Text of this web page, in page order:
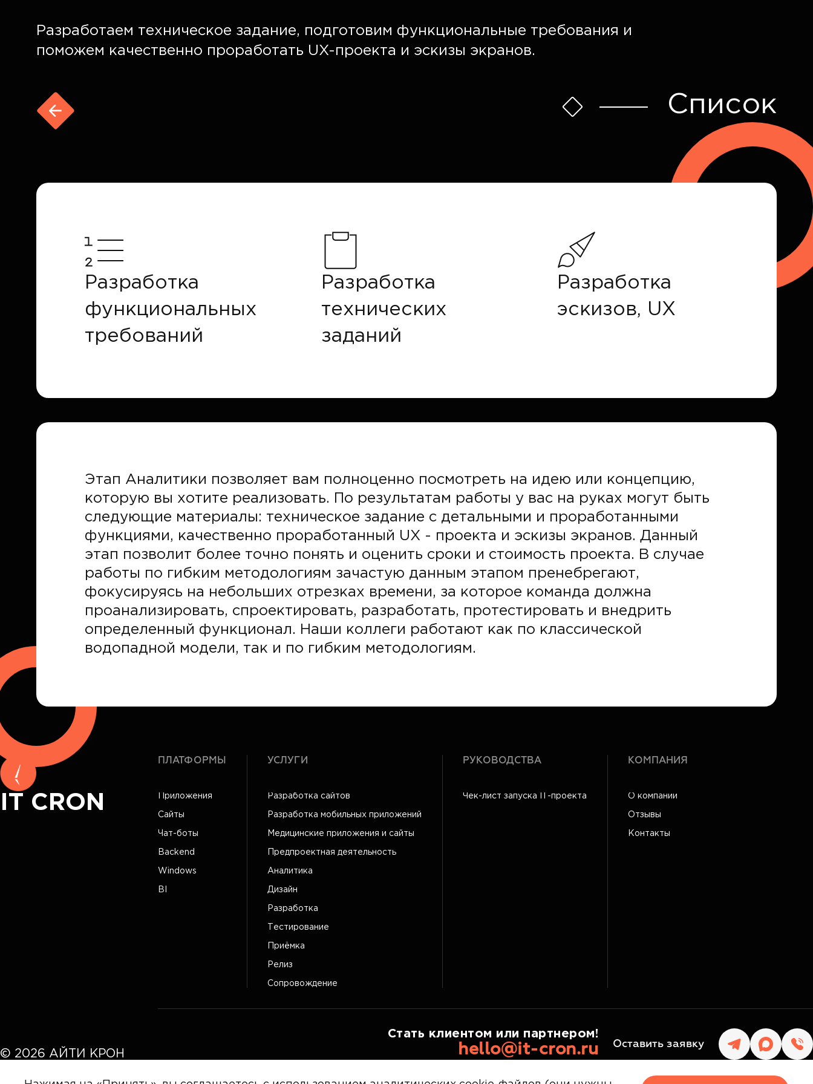
Разработаем техническое задание, подготовим функциональные требования и
поможем качественно проработать UX-проекта и эскизы экранов.
Список
Разработка
функциональных
требований
Разработка
технических
заданий
Разработка
эскизов, UX
Этап Аналитики позволяет вам полноценно посмотреть на идею или концепцию,
которую вы хотите реализовать. По результатам работы у вас на руках могут быть
следующие материалы: техническое задание с детальными и проработанными
функциями, качественно проработанный UX - проекта и эскизы экранов. Данный
этап позволит более точно понять и оценить сроки и стоимость проекта. В случае
работы по гибким методологиям зачастую данным этапом пренебрегают,
фокусируясь на небольших отрезках времени, за которое команда должна
проанализировать, спроектировать, разработать, протестировать и внедрить
определенный функционал. Наши коллеги работают как по классической
водопадной модели, так и по гибким методологиям.
IT CRON
© 2026 АЙТИ КРОН
ПЛАТФОРМЫ
Приложения
Сайты
Чат-боты
Backend
Windows
BI
УСЛУГИ
Разработка сайтов
Разработка мобильных приложений
Медицинские приложения и сайты
Предпроектная деятельность
Аналитика
Дизайн
Разработка
Тестирование
Приёмка
Релиз
Сопровождение
РУКОВОДСТВА
Чек-лист запуска IT-проекта
КОМПАНИЯ
О компании
Отзывы
Контакты
Стать клиентом или партнером!
hello@it-cron.ru Оставить заявку